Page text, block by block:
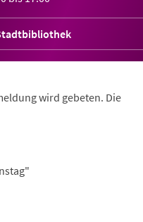
wird gebeten. Die